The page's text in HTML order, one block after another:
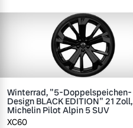
Winterrad, "5-Doppelspeichen-
Design BLACK EDITION" 21 Zoll,
Michelin Pilot Alpin 5 SUV
XC60